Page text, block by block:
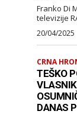
Franko Di
televizije
20/04/2025
CRNA
TEŠKO
DANAS